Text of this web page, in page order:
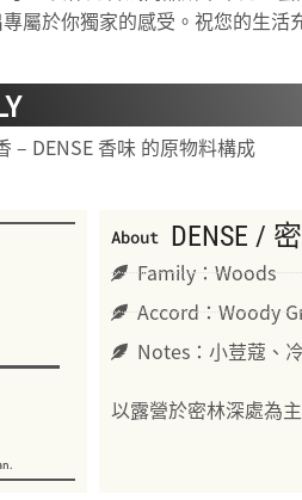
屬於你獨家的感受。祝您的生活
– DENSE 香味 的原物料構成
About DENSE /
Family：Woods
Accord：Woody
Notes：小荳蔻、
以露營於密林深處為